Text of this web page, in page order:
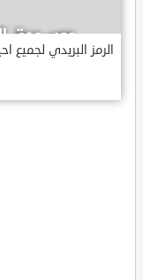
الرمز البريدي لجميع